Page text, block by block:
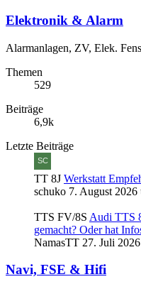
Elektronik & Alarm
Alarmanlagen, ZV, Elek.
Themen
529
Beiträge
6,9k
Letzte Beiträge
TT 8J Werkstatt
schuko 7. August 2026
TTS FV/8S Audi TTS
gemacht? Oder hat
NamasTT 27. Juli
Navi, FSE & Hifi